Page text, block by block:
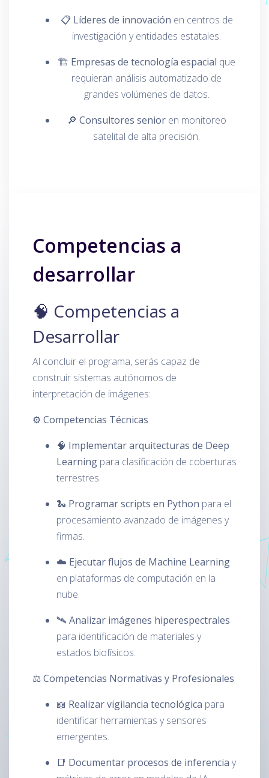
📋 Líderes de innovación en centros de
investigación y entidades estatales.
🏗️ Empresas de tecnología espacial que
requieran análisis automatizado de
grandes volúmenes de datos.
🔎 Consultores senioren monitoreo
satelital de alta precisión.
Competencias a
desarrollar
🧠 Competencias a
Desarrollar
Al concluir el programa, serás capaz de
construir sistemas autónomos de
interpretación de imágenes:
⚙️ Competencias Técnicas
🧠 Implementar arquitecturas de Deep
Learning para clasificación de coberturas
terrestres.
🐍 Programar scripts en Python para el
procesamiento avanzado de imágenes y
firmas.
☁️ Ejecutar flujos de Machine Learning
en plataformas de computación en la
nube.
🛰️ Analizar imágenes hiperespectrales
para identificación de materiales y
estados biofísicos.
⚖️ Competencias Normativas y Profesionales
📖 Realizar vigilancia tecnológica para
identificar herramientas y sensores
emergentes.
📑 Documentar procesos de inferencia y